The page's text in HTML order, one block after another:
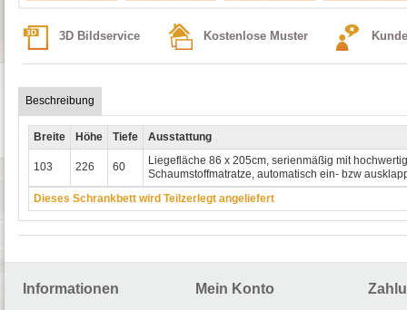
3D Bildservice Kostenlose Muster
Beschreibung
Breite Höhe Tiefe Ausstattung
103 226 60
Liegefläche 86 x 205cm, serienmäßig mit
Schaumstoffmatratze, automatisch ein- bzw
Dieses Schrankbett wird Teilzerlegt angeliefert
Informationen Mein Konto